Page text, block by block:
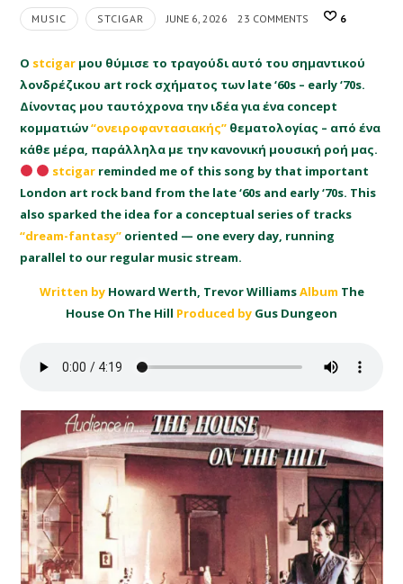
MUSIC STCIGAR JUNE 6, 2026 23 COMMENTS 6
Ο stcigar μου θύμισε το τραγούδι αυτό του σημαντικού
λονδρέζικου art rock σχήματος των late ‘60s – early ‘70s.
Δίνοντας μου ταυτόχρονα την ιδέα για ένα concept
κομματιών“ονειροφαντασιακής” θεματολογίας – από ένα
κάθε μέρα, παράλληλα με την κανονική μουσική ροή μας.
stcigar reminded me of this song by that important
London art rock band from the late ‘60s and early ‘70s. This
also sparked the idea for a conceptual series of tracks
“dream-fantasy” oriented — one every day, running
parallel to our regular music stream.
Written byHoward Werth, Trevor WilliamsAlbum The
House On The Hill Produced by Gus Dungeon